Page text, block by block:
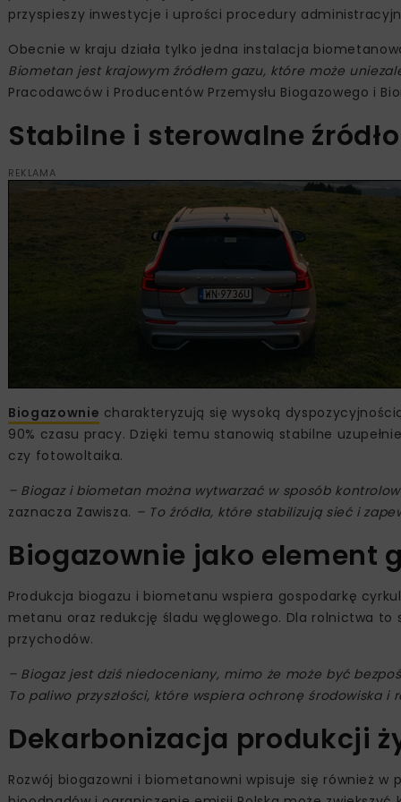
przyspieszy inwestycje i uprości procedury
Obecnie w kraju działa tylko jedna instalacja
Biometan jest krajowym źródłem gazu, które może
Pracodawców i Producentów Przemysłu Biogazowego i
Stabilne i sterowalne
REKLAMA
Biogazownie charakteryzują się wysoką
90% czasu pracy. Dzięki temu stanowią stabilne
czy fotowoltaika.
– Biogaz i biometan można wytwarzać w sposób
zaznacza Zawisza. – To źródła, które stabilizują sieć i
Biogazownie jako element
Produkcja biogazu i biometanu wspiera gospodarkę
metanu oraz redukcję śladu węglowego. Dla rolnictwa to
przychodów.
– Biogaz jest dziś niedoceniany, mimo że może być
To paliwo przyszłości, które wspiera ochronę środowiska
Dekarbonizacja produkcji
Rozwój biogazowni i biometanowni wpisuje się również